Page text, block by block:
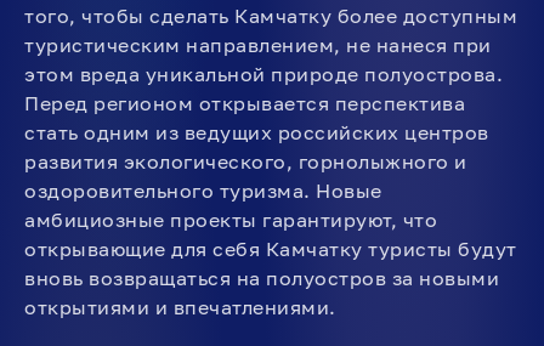
того, чтобы сделать Камчатку более доступным
туристическим направлением, не нанеся при
этом вреда уникальной природе полуострова.
Перед регионом открывается перспектива
стать одним из ведущих российских центров
развития экологического, горнолыжного и
оздоровительного туризма. Новые
амбициозные проекты гарантируют, что
открывающие для себя Камчатку туристы будут
вновь возвращаться на полуостров за новыми
открытиями и впечатлениями.